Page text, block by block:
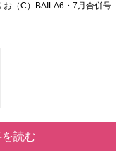
お（C）BAILA6・7月合併号
読む